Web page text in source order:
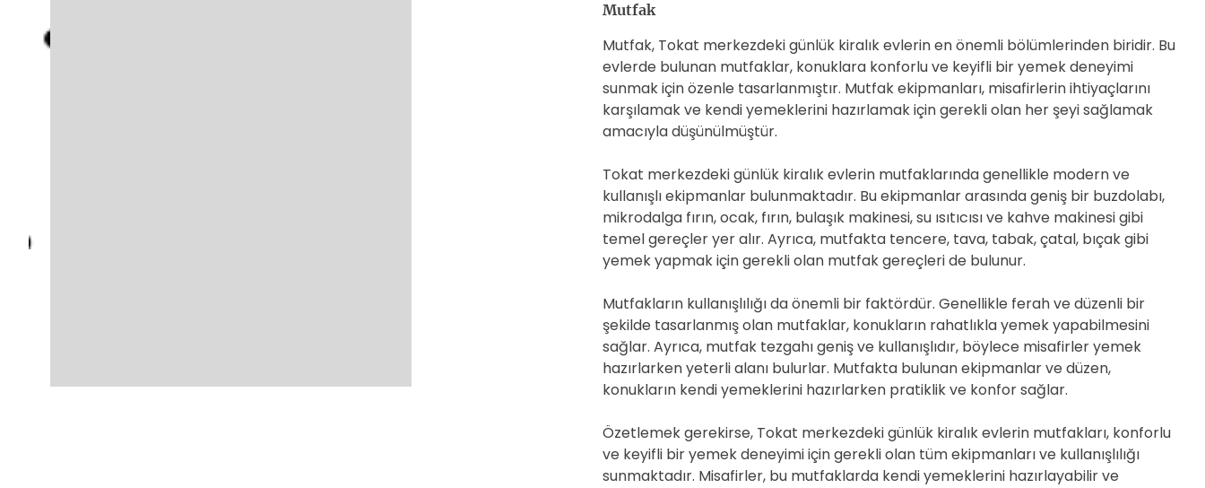
Mutfak
Mutfak, Tokat merkezdeki günlük kiralık evlerin en önemli bölümlerinden biridir. Bu
evlerde bulunan mutfaklar, konuklara konforlu ve keyifli bir yemek deneyimi
sunmak için özenle tasarlanmıştır. Mutfak ekipmanları, misafirlerin ihtiyaçlarını
karşılamak ve kendi yemeklerini hazırlamak için gerekli olan her şeyi sağlamak
amacıyla düşünülmüştür.
Tokat merkezdeki günlük kiralık evlerin mutfaklarında genellikle modern ve
kullanışlı ekipmanlar bulunmaktadır. Bu ekipmanlar arasında geniş bir buzdolabı,
mikrodalga fırın, ocak, fırın, bulaşık makinesi, su ısıtıcısı ve kahve makinesi gibi
temel gereçler yer alır. Ayrıca, mutfakta tencere, tava, tabak, çatal, bıçak gibi
yemek yapmak için gerekli olan mutfak gereçleri de bulunur.
Mutfakların kullanışlılığı da önemli bir faktördür. Genellikle ferah ve düzenli bir
şekilde tasarlanmış olan mutfaklar, konukların rahatlıkla yemek yapabilmesini
sağlar. Ayrıca, mutfak tezgahı geniş ve kullanışlıdır, böylece misafirler yemek
hazırlarken yeterli alanı bulurlar. Mutfakta bulunan ekipmanlar ve düzen,
konukların kendi yemeklerini hazırlarken pratiklik ve konfor sağlar.
Özetlemek gerekirse, Tokat merkezdeki günlük kiralık evlerin mutfakları, konforlu
ve keyifli bir yemek deneyimi için gerekli olan tüm ekipmanları ve kullanışlılığı
sunmaktadır. Misafirler, bu mutfaklarda kendi yemeklerini hazırlayabilir ve